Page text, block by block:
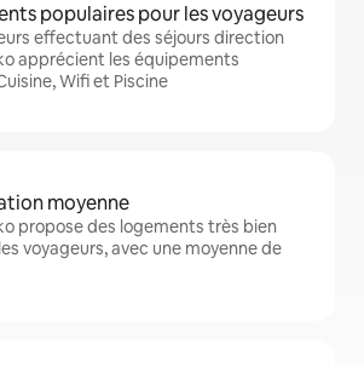
populaires pour les voyageurs
effectuant des séjours direction
apprécient les équipements
Wifi et Piscine
moyenne
propose des logements très bien
voyageurs, avec une moyenne de